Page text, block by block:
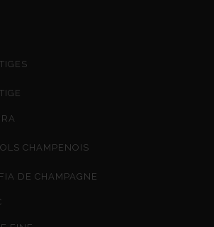
CHAMPENOIS
DE CHAMPAGNE